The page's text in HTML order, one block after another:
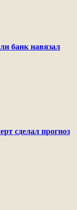
банк навязал
сделал прогноз